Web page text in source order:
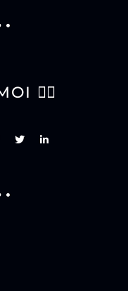
👇🏽